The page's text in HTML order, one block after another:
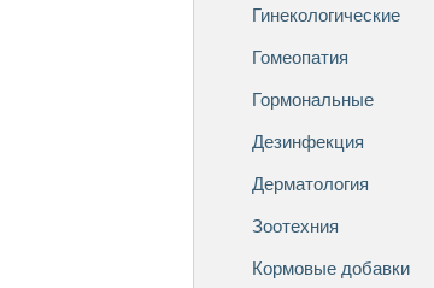
Гинекологические
Гомеопатия
Гормональные
Дезинфекция
Дерматология
Зоотехния
Кормовые добавки